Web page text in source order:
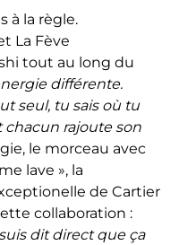
à la règle.
La Fève
tout au long du
différente.
seul, tu sais où tu
chacun rajoute son
le morceau avec
lave », la
de Cartier
collaboration :
dit direct que ça